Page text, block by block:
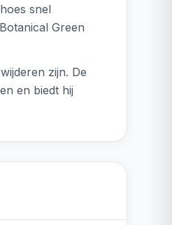
snel
Green
zijn. De
en biedt hij